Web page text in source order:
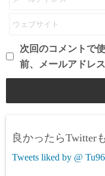
次回のコメントで
前、メールアドレ
良かったらTwitter
Tweets liked by @